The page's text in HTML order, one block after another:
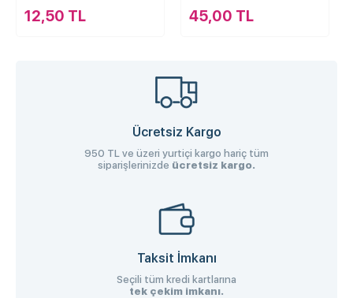
45,00 TL 12,00 TL
Ücretsiz Kargo
950 TL ve üzeri yurtiçi kargo hariç tüm
siparişlerinizde ücretsiz kargo.
Taksit İmkanı
Seçili tüm kredi kartlarına
tek çekim imkanı.